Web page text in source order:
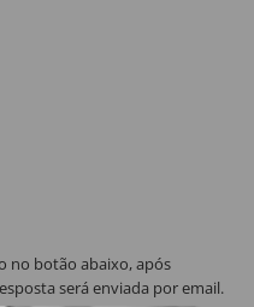
no botão abaixo, após
será enviada por email.